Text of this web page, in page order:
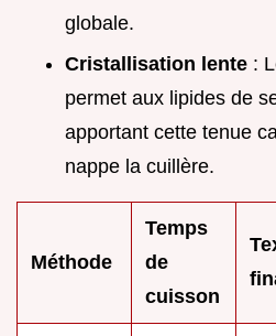
globale.
Cristallisation lente :
permet aux lipides de
apportant cette tenue
nappe la cuillère.
Méthode
Temps
de
cuisson